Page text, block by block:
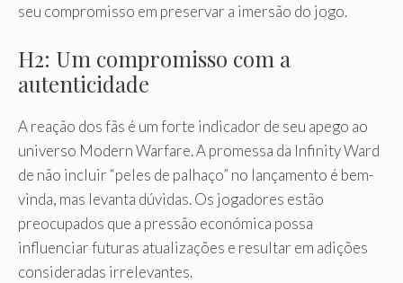
seu compromisso em preservar a imersão do jogo.
H2: Um compromisso com a
autenticidade
A reação dos fãs é um forte indicador de seu apego ao
universo Modern Warfare. A promessa da Infinity Ward
de não incluir “peles de palhaço” no lançamento é bem-
vinda, mas levanta dúvidas. Os jogadores estão
preocupados que a pressão económica possa
influenciar futuras atualizações e resultar em adições
consideradas irrelevantes.